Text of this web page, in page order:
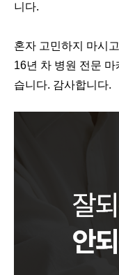
니다.
혼자 고민하지 마시
16년 차 병원 전문
습니다. 감사합니다.